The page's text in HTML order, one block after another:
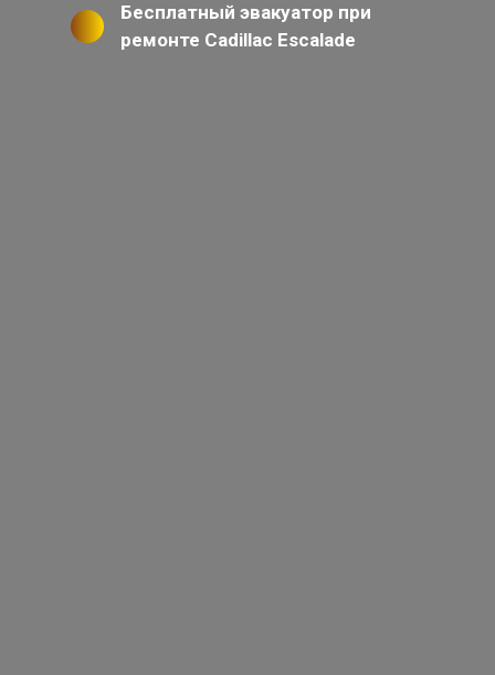
Бесплатный эвакуатор при
ремонте Cadillac Escalade